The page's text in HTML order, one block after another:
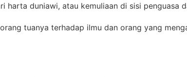
harta duniawi, atau kemuliaan di sisi penguasa
tuanya terhadap ilmu dan orang yang